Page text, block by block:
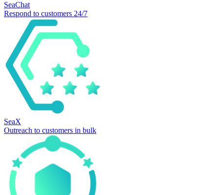
SeaChat
Respond to customers 24/7
SeaX
Outreach to customers in bulk